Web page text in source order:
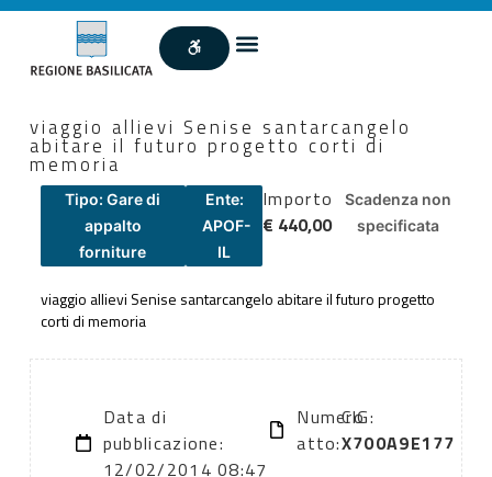
viaggio allievi Senise santarcangelo
abitare il futuro progetto corti di
memoria
Tipo: Gare di
appalto
forniture
Ente:
APOF-
IL
Importo
€ 440,00
Scadenza non
specificata
viaggio allievi Senise santarcangelo abitare il futuro progetto
corti di memoria
Data di
pubblicazione:
12/02/2014 08:47
Numero
atto:
CIG:
X700A9E177